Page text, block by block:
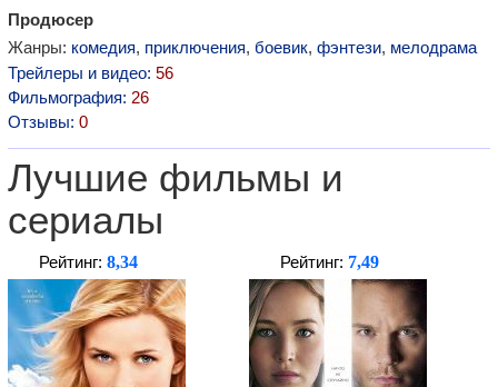
Продюсер
Жанры: комедия, приключения, боевик, фэнтези, мелодрама
Трейлеры и видео: 56
Фильмография: 26
Отзывы: 0
Лучшие фильмы и
сериалы
Рейтинг: 8,34 Рейтинг: 7,49